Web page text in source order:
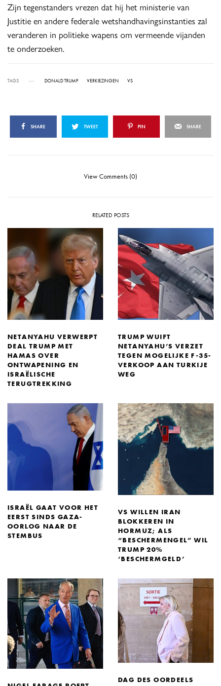
Zijn tegenstanders vrezen dat hij het ministerie van
Justitie en andere federale wetshandhavingsinstanties zal
veranderen in politieke wapens om vermeende vijanden
te onderzoeken.
TAGS DONALD TRUMP VERKIEZINGEN VS
SHARE TWEET PIN SHARE
View Comments (0)
RELATED POSTS
NETANYAHU VERWERPT
DEAL TRUMP MET
HAMAS OVER
ONTWAPENING EN
ISRAËLISCHE
TERUGTREKKING
TRUMP WUIFT
NETANYAHU’S VERZET
TEGEN MOGELIJKE F-35-
VERKOOP AAN TURKIJE
WEG
ISRAËL GAAT VOOR HET
EERST SINDS GAZA-
OORLOG NAAR DE
STEMBUS
VS WILLEN IRAN
BLOKKEREN IN
HORMUZ; ALS
“BESCHERMENGEL” WIL
TRUMP 20%
‘BESCHERMGELD’
DAG DES OORDEELS